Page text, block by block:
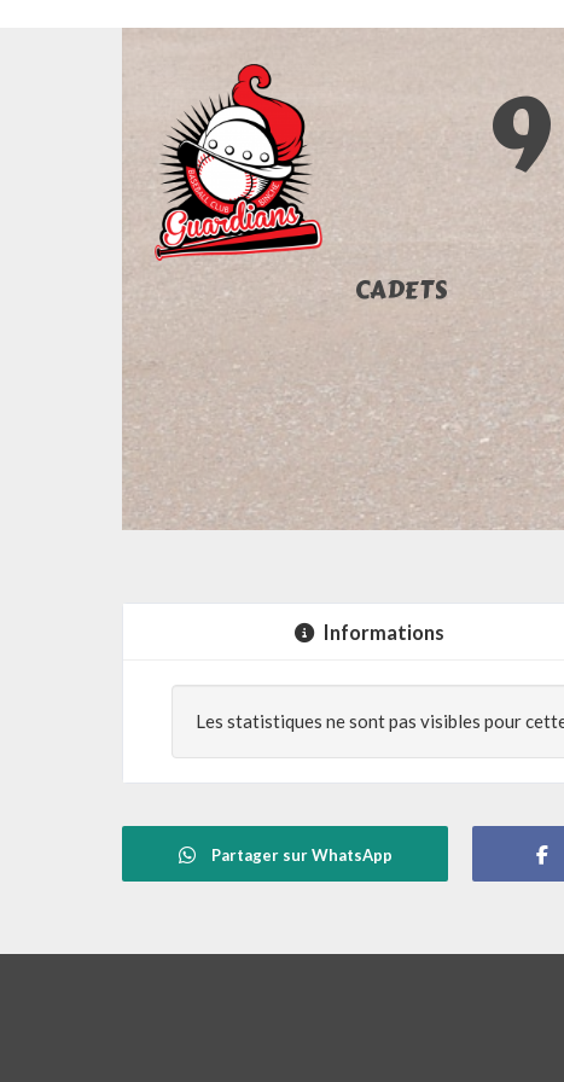
9
CADETS
Informations
Les statistiques ne sont pas visibles pour
Partager sur WhatsApp